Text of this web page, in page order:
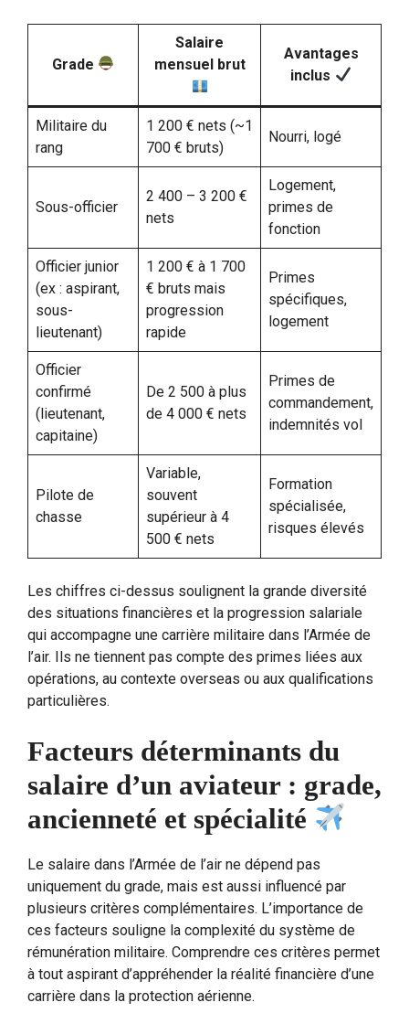
Grade
Salaire
mensuel brut
Avantages
inclus
Militaire du
rang
1 200 € nets (~1
700 € bruts)
Nourri, logé
Sous-officier
2 400 – 3 200 €
nets
Logement,
primes de
fonction
Officier junior
(ex : aspirant,
sous-
lieutenant)
1 200 € à 1 700
€ bruts mais
progression
rapide
Primes
spécifiques,
logement
Officier
confirmé
(lieutenant,
capitaine)
De 2 500 à plus
de 4 000 € nets
Primes de
commandement,
indemnités vol
Pilote de
chasse
Variable,
souvent
supérieur à 4
500 € nets
Formation
spécialisée,
risques élevés
Les chiffres ci-dessus soulignent la grande diversité
des situations financières et la progression salariale
qui accompagne une carrière militaire dans l’Armée de
l’air. Ils ne tiennent pas compte des primes liées aux
opérations, au contexte overseas ou aux qualifications
particulières.
Facteurs déterminants du
salaire d’un aviateur : grade,
ancienneté et spécialité
Le salaire dans l’Armée de l’air ne dépend pas
uniquement du grade, mais est aussi influencé par
plusieurs critères complémentaires. L’importance de
ces facteurs souligne la complexité du système de
rémunération militaire. Comprendre ces critères permet
à tout aspirant d’appréhender la réalité financière d’une
carrière dans la protection aérienne.